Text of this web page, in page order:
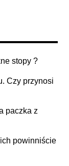
stopy ?
Czy przynosi
paczka z
powinniście